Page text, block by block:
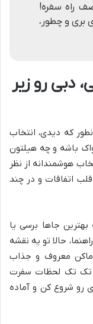
راه سفره!
بری و چطور،
دبی رو زیر
که دیدی، انتخاب
باشه و چه هیلتون
هوشمندانه از نظر
اتفاقات و در چند
جاها برسی یا
حالا تو یه نقشه
معروف و جذاب
تک تک لحظات سفرت
رو شروع کن و آماده